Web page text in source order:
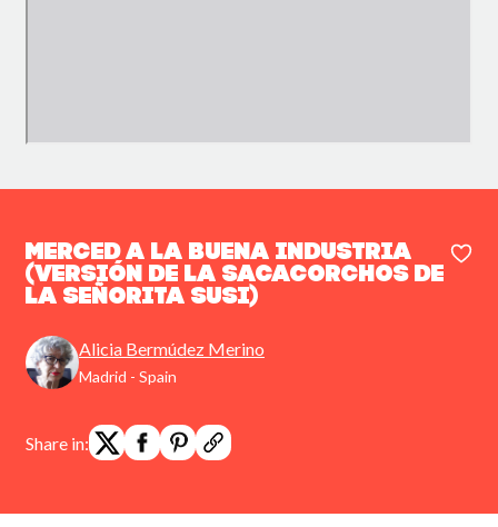
Merced a la buena industria
(versión de la sacacorchos de
la señorita Susi)
Alicia Bermúdez Merino
Madrid - Spain
Share in: